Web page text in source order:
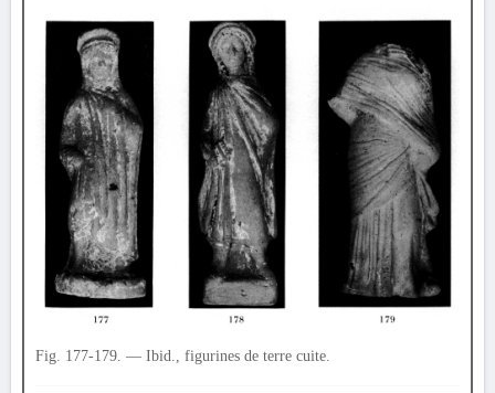
Fig. 177-179. — Ibid., figurines de terre cuite.